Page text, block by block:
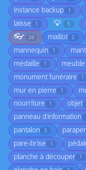
instance backup 1
laisse 1 💡 5
👓 20 maillot 2
mannequin 1
médaille 1
monument funéraire 1
mur en pierre 1
nourriture 1 objet
panneau d'information
pantalon 3
pare-brise 1
planche à découper 1